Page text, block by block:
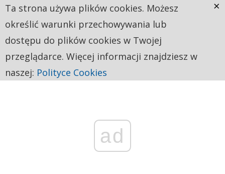
ad
Ta strona używa plików cookies. Możesz
określić warunki przechowywania lub
dostępu do plików cookies w Twojej
przeglądarce. Więcej informacji znajdziesz w
naszej: Polityce Cookies
×